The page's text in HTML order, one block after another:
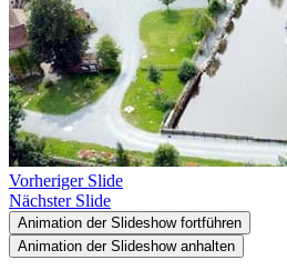
Vorheriger Slide
Nächster Slide
Animation der Slideshow fortführen
Animation der Slideshow anhalten